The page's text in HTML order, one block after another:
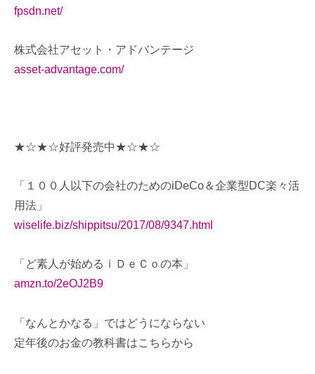
fpsdn.net/
株式会社アセット・アドバンテージ
asset-advantage.com/
★☆★☆好評発売中★☆★☆
「１００人以下の会社のためのiDeCo＆企業型DC楽々活
用法」
wiselife.biz/shippitsu/2017/08/9347.html
「ど素人が始めるｉＤｅＣｏの本」
amzn.to/2eOJ2B9
「なんとかなる」ではどうにならない
定年後のお金の教科書はこちらから